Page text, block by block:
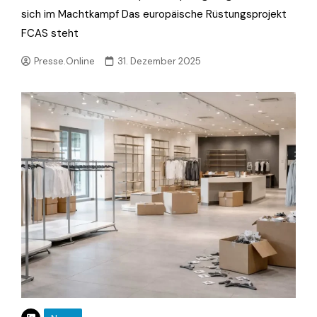
sich im Machtkampf Das europäische Rüstungsprojekt
FCAS steht
Presse.Online 31. Dezember 2025